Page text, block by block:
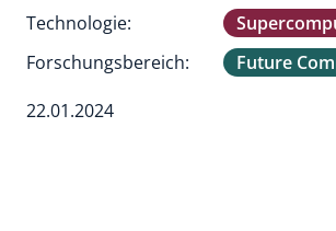
Technologie:
Forschungsbereich:
Future
22.01.2024